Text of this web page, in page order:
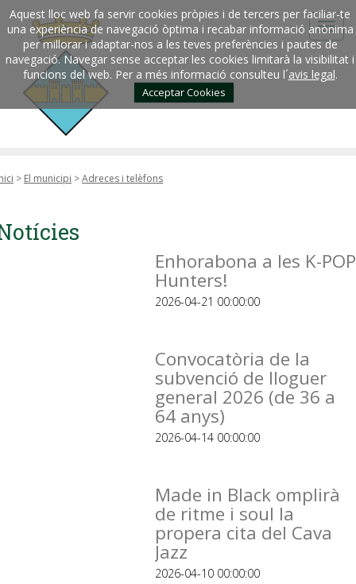
Aquest lloc web fa servir cookies pròpies i de tercers per faciliar-te
una experiència de navegació òptima i recabar informació anònima
per millorar i adaptar-nos a les teves preferències i pautes de
navegació. Navegar sense acceptar les cookies limitarà la visibilitat i
funcions del web. Per a més informació consulteu l´avis legal.
Acceptar Cookies
> El municipi >Adreces i telèfons
Enhorabona a les K-POP
Hunters!
2026-04-21 00:00:00
Convocatòria de la
subvenció de lloguer
general 2026 (de 36 a
64 anys)
2026-04-14 00:00:00
Made in Black omplirà
de ritme i soul la
propera cita del Cava
Jazz
2026-04-10 00:00:00